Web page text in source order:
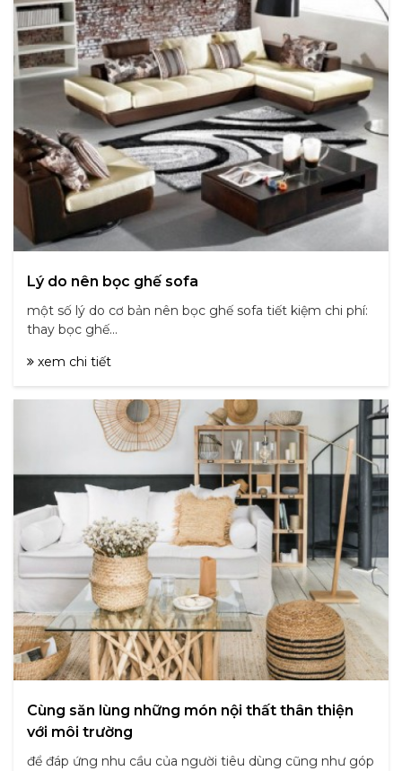
Lý do nên bọc ghế sofa
một số lý do cơ bản nên bọc ghế sofa tiết kiệm chi phí:
thay bọc ghế...
xem chi tiết
Cùng săn lùng những món nội thất thân thiện
với môi trường
để đáp ứng nhu cầu của người tiêu dùng cũng như góp